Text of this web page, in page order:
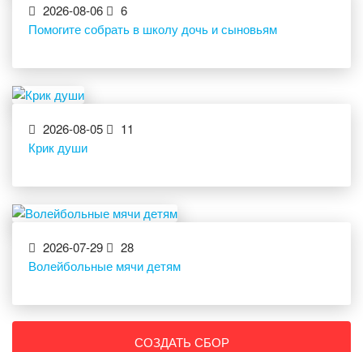
2026-08-06
6
Помогите собрать в школу дочь и сыновьям
2026-08-05
11
Крик души
2026-07-29
28
Волейбольные мячи детям
СОЗДАТЬ СБОР